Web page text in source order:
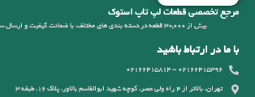
مرجع تخصصی قطعات لپ تاپ استوک
بیش از 30,000 قطعه در دسته بندی های مختلف، با ضمانت کیفیت و ارسال سریع به سرار کشور
با ما در ارتباط باشید
02166415396 - 02166415814
تهران، بالاتر از 4 راه ولی عصر، کوچه شهید ابوالقاسم بالاور، پلاک 16، طبقه 3